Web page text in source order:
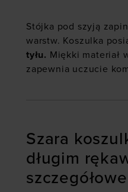
Stójka pod szyją
warstw. Koszulka
tyłu. Miękki materiał
zapewnia uczucie
Szara
długim